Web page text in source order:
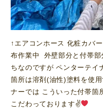
↑エアコンホース 化粧カバ
布作業中 外壁部分と付帯
ちなのですが ペンターテイ
箇所は溶剤(油性)塗料を使
ナーでは こういった付帯箇
こだわっております✌